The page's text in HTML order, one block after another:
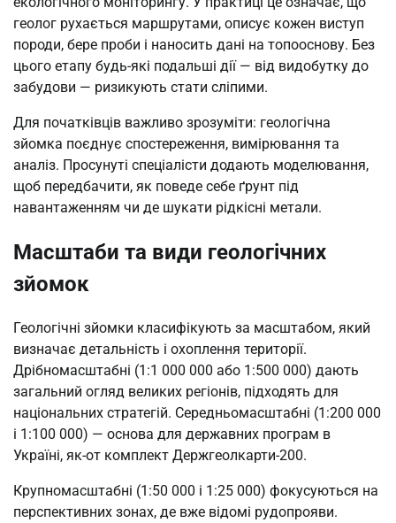
геолог рухається маршрутами, описує кожен виступ
породи, бере проби і наносить дані на топооснову. Без
цього етапу будь-які подальші дії — від видобутку до
забудови — ризикують стати сліпими.
Для початківців важливо зрозуміти: геологічна
зйомка поєднує спостереження, вимірювання та
аналіз. Просунуті спеціалісти додають моделювання,
щоб передбачити, як поведе себе ґрунт під
навантаженням чи де шукати рідкісні метали.
Масштаби та види геологічних
зйомок
Геологічні зйомки класифікують за масштабом, який
визначає детальність і охоплення території.
Дрібномасштабні (1:1 000 000 або 1:500 000) дають
загальний огляд великих регіонів, підходять для
національних стратегій. Середньомасштабні (1:200 000
і 1:100 000) — основа для державних програм в
Україні, як-от комплект Держгеолкарти-200.
Крупномасштабні (1:50 000 і 1:25 000) фокусуються на
перспективних зонах, де вже відомі рудопрояви.